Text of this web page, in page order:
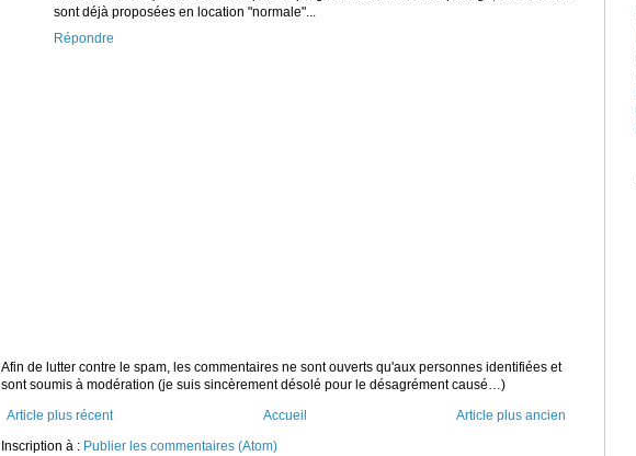
sont déjà proposées en location "normale"...
Répondre
Afin de lutter contre le spam, les commentaires ne sont ouverts qu'aux personnes identifiées et
sont soumis à modération (je suis sincèrement désolé pour le désagrément causé…)
Article plus récent
Article plus ancien
Accueil
Inscription à : Publier les commentaires (Atom)